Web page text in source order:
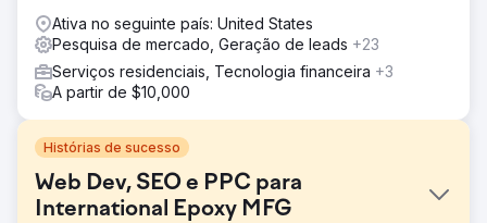
Ativa no seguinte país: United States
Pesquisa de mercado, Geração de leads +23
Serviços residenciais, Tecnologia financeira +3
A partir de $10,000
Histórias de sucesso
Web Dev, SEO e PPC para
International Epoxy MFG